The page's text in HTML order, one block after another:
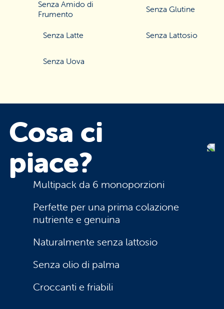
Senza Amido di
Frumento
Senza Glutine
Senza Latte Senza Lattosio
Senza Uova
Cosa ci
piace?
Multipack da 6 monoporzioni
Perfette per una prima colazione
nutriente e genuina
Naturalmente senza lattosio
Senza olio di palma
Croccanti e friabili